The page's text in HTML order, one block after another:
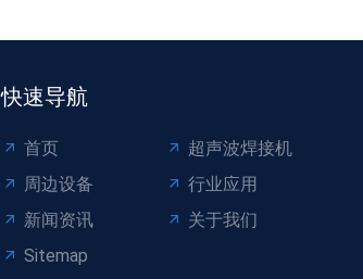
快速导航
首页
超声波焊接机
周边设备
行业应用
新闻资讯
关于我们
Sitemap